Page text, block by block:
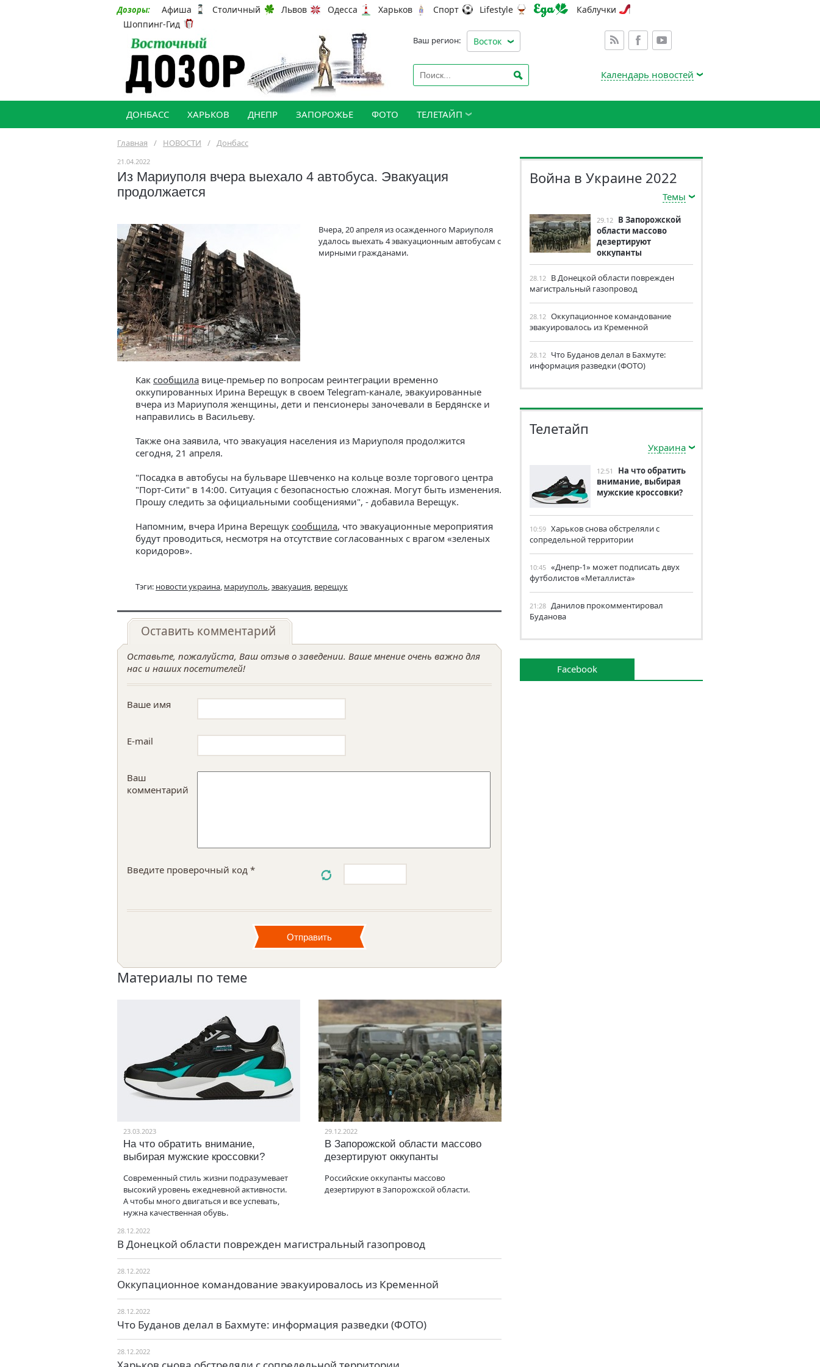
Дозоры: Афиша Столичный Львов Одесса Харьков Спорт Lifestyle
Каблучки
Шоппинг-Гид
Ваш регион: Восток
Календарь новостей
ДОНБАСС ХАРЬКОВ ДНЕПР ЗАПОРОЖЬЕ ФОТО ТЕЛЕТАЙП
Главная / НОВОСТИ / Донбасс
21.04.2022
Из Мариуполя вчера выехало 4 автобуса. Эвакуация
продолжается
Вчера, 20 апреля из осажденного Мариуполя
удалось выехать 4 эвакуационным автобусам с
мирными гражданами.
Как сообщила вице-премьер по вопросам реинтеграции временно
оккупированных Ирина Верещук в своем Telegram-канале, эвакуированные
вчера из Мариуполя женщины, дети и пенсионеры заночевали в Бердянске и
направились в Васильеву.
Также она заявила, что эвакуация населения из Мариуполя продолжится
сегодня, 21 апреля.
"Посадка в автобусы на бульваре Шевченко на кольце возле торгового центра
"Порт-Сити" в 14:00. Ситуация с безопасностью сложная. Могут быть изменения.
Прошу следить за официальными сообщениями", - добавила Верещук.
Напомним, вчера Ирина Верещук сообщила, что эвакуационные мероприятия
будут проводиться, несмотря на отсутствие согласованных с врагом «зеленых
коридоров».
Тэги: новости украина, мариуполь,эвакуация, верещук
Оставить комментарий
Оставьте, пожалуйста, Ваш отзыв о заведении. Ваше мнение очень важно для
нас и наших посетителей!
Ваше имя
E-mail
Ваш
комментарий
Введите проверочный код *
Материалы по теме
23.03.2023
На что обратить внимание,
выбирая мужские кроссовки?
Современный стиль жизни подразумевает
высокий уровень ежедневной активности.
А чтобы много двигаться и все успевать,
нужна качественная обувь.
29.12.2022
В Запорожской области массово
дезертируют оккупанты
Российские оккупанты массово
дезертируют в Запорожской области.
28.12.2022
В Донецкой области поврежден магистральный газопровод
28.12.2022
Оккупационное командование эвакуировалось из Кременной
28.12.2022
Что Буданов делал в Бахмуте: информация разведки (ФОТО)
28.12.2022
Война в Украине 2022
Темы
29.12 В Запорожской
области массово
дезертируют
оккупанты
28.12 В Донецкой области поврежден
магистральный газопровод
28.12 Оккупационное командование
эвакуировалось из Кременной
28.12 Что Буданов делал в Бахмуте:
информация разведки (ФОТО)
Телетайп
Украина
12:51
На что обратить
внимание, выбирая
мужские кроссовки?
10:59 Харьков снова обстреляли с
сопредельной территории
10:45 «Днепр-1» может подписать двух
футболистов «Металлиста»
21:28 Данилов прокомментировал
Буданова
Facebook